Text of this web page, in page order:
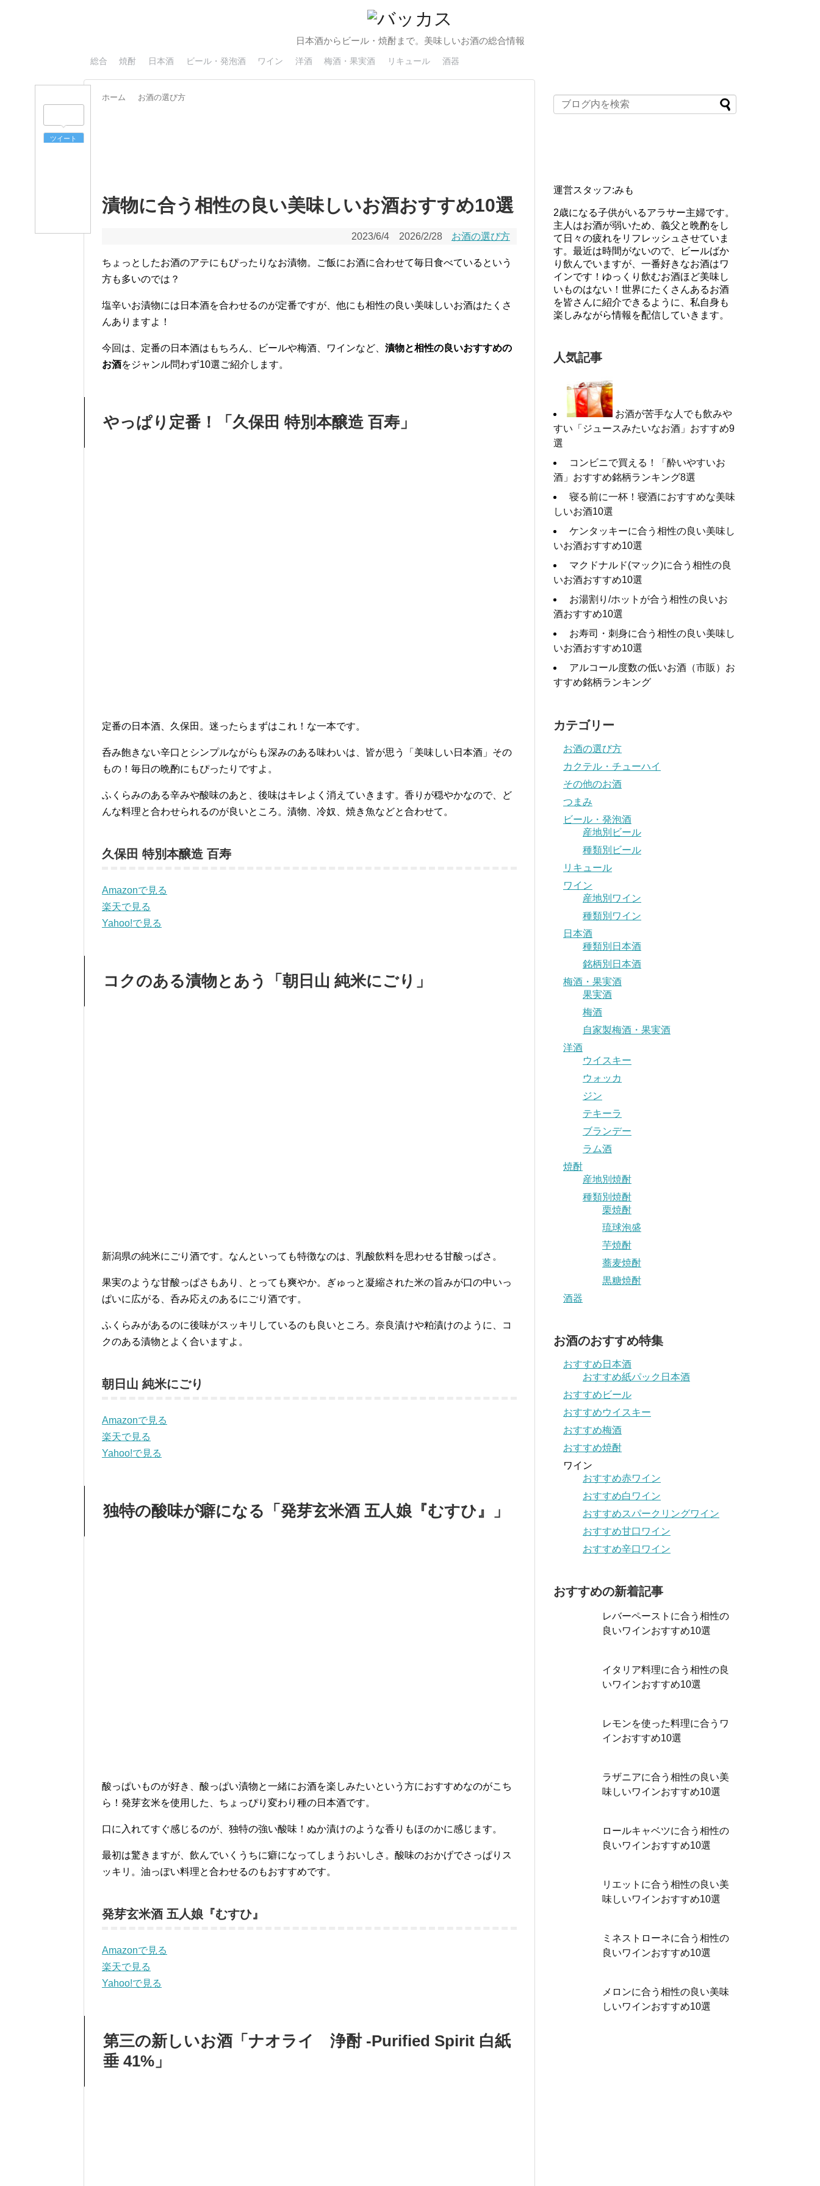
日本酒からビール・焼酎まで。美味しいお酒の総合情報
総合 焼酎 日本酒 ビール・発泡酒 ワイン 洋酒 梅酒・果実酒 リキュール 酒器
ホーム お酒の選び方
ツイート
漬物に合う相性の良い美味しいお酒おすすめ10選
2023/6/4 2026/2/28 お酒の選び方
ちょっとしたお酒のアテにもぴったりなお漬物。ご飯にお酒に合わせて毎日食べているという
方も多いのでは？
塩辛いお漬物には日本酒を合わせるのが定番ですが、他にも相性の良い美味しいお酒はたくさ
んありますよ！
今回は、定番の日本酒はもちろん、ビールや梅酒、ワインなど、 漬物と相性の良いおすすめの
お酒をジャンル問わず10選ご紹介します。
やっぱり定番！「久保田 特別本醸造 百寿」
定番の日本酒、久保田。迷ったらまずはこれ！な一本です。
呑み飽きない辛口とシンプルながらも深みのある味わいは、皆が思う「美味しい日本酒」その
もの！毎日の晩酌にもぴったりですよ。
ふくらみのある辛みや酸味のあと、後味はキレよく消えていきます。香りが穏やかなので、ど
んな料理と合わせられるのが良いところ。漬物、冷奴、焼き魚などと合わせて。
久保田 特別本醸造 百寿
Amazonで見る
楽天で見る
Yahoo!で見る
コクのある漬物とあう「朝日山 純米にごり」
新潟県の純米にごり酒です。なんといっても特徴なのは、乳酸飲料を思わせる甘酸っぱさ。
果実のような甘酸っぱさもあり、とっても爽やか。ぎゅっと凝縮された米の旨みが口の中いっ
ぱいに広がる、呑み応えのあるにごり酒です。
ふくらみがあるのに後味がスッキリしているのも良いところ。奈良漬けや粕漬けのように、コ
クのある漬物とよく合いますよ。
朝日山 純米にごり
Amazonで見る
楽天で見る
Yahoo!で見る
独特の酸味が癖になる「発芽玄米酒 五人娘『むすひ』」
酸っぱいものが好き、酸っぱい漬物と一緒にお酒を楽しみたいという方におすすめなのがこち
ら！発芽玄米を使用した、ちょっぴり変わり種の日本酒です。
口に入れてすぐ感じるのが、独特の強い酸味！ぬか漬けのような香りもほのかに感じます。
最初は驚きますが、飲んでいくうちに癖になってしまうおいしさ。酸味のおかげでさっぱりス
ッキリ。油っぽい料理と合わせるのもおすすめです。
発芽玄米酒 五人娘『むすひ』
Amazonで見る
楽天で見る
Yahoo!で見る
第三の新しいお酒「ナオライ 浄酎 -Purified Spirit 白紙
垂 41%」
運営スタッフ:みも
2歳になる子供がいるアラサー主婦です。
主人はお酒が弱いため、義父と晩酌をし
て日々の疲れをリフレッシュさせていま
す。最近は時間がないので、ビールばか
り飲んでいますが、一番好きなお酒はワ
インです！ゆっくり飲むお酒ほど美味し
いものはない！世界にたくさんあるお酒
を皆さんに紹介できるように、私自身も
楽しみながら情報を配信していきます。
人気記事
お酒が苦手な人でも飲みや
すい「ジュースみたいなお酒」おすすめ9
選
コンビニで買える！「酔いやすいお
酒」おすすめ銘柄ランキング8選
寝る前に一杯！寝酒におすすめな美味
しいお酒10選
ケンタッキーに合う相性の良い美味し
いお酒おすすめ10選
マクドナルド(マック)に合う相性の良
いお酒おすすめ10選
お湯割り/ホットが合う相性の良いお
酒おすすめ10選
お寿司・刺身に合う相性の良い美味し
いお酒おすすめ10選
アルコール度数の低いお酒（市販）お
すすめ銘柄ランキング
カテゴリー
お酒の選び方
カクテル・チューハイ
その他のお酒
つまみ
ビール・発泡酒
産地別ビール
種類別ビール
リキュール
ワイン
産地別ワイン
種類別ワイン
日本酒
種類別日本酒
銘柄別日本酒
梅酒・果実酒
果実酒
梅酒
自家製梅酒・果実酒
洋酒
ウイスキー
ウォッカ
ジン
テキーラ
ブランデー
ラム酒
焼酎
産地別焼酎
種類別焼酎
栗焼酎
琉球泡盛
芋焼酎
蕎麦焼酎
黒糖焼酎
酒器
お酒のおすすめ特集
おすすめ日本酒
おすすめ紙パック日本酒
おすすめビール
おすすめウイスキー
おすすめ梅酒
おすすめ焼酎
ワイン
おすすめ赤ワイン
おすすめ白ワイン
おすすめスパークリングワイン
おすすめ甘口ワイン
おすすめ辛口ワイン
おすすめの新着記事
レバーペーストに合う相性の
良いワインおすすめ10選
イタリア料理に合う相性の良
いワインおすすめ10選
レモンを使った料理に合うワ
インおすすめ10選
ラザニアに合う相性の良い美
味しいワインおすすめ10選
ロールキャベツに合う相性の
良いワインおすすめ10選
リエットに合う相性の良い美
味しいワインおすすめ10選
ミネストローネに合う相性の
良いワインおすすめ10選
メロンに合う相性の良い美味
しいワインおすすめ10選